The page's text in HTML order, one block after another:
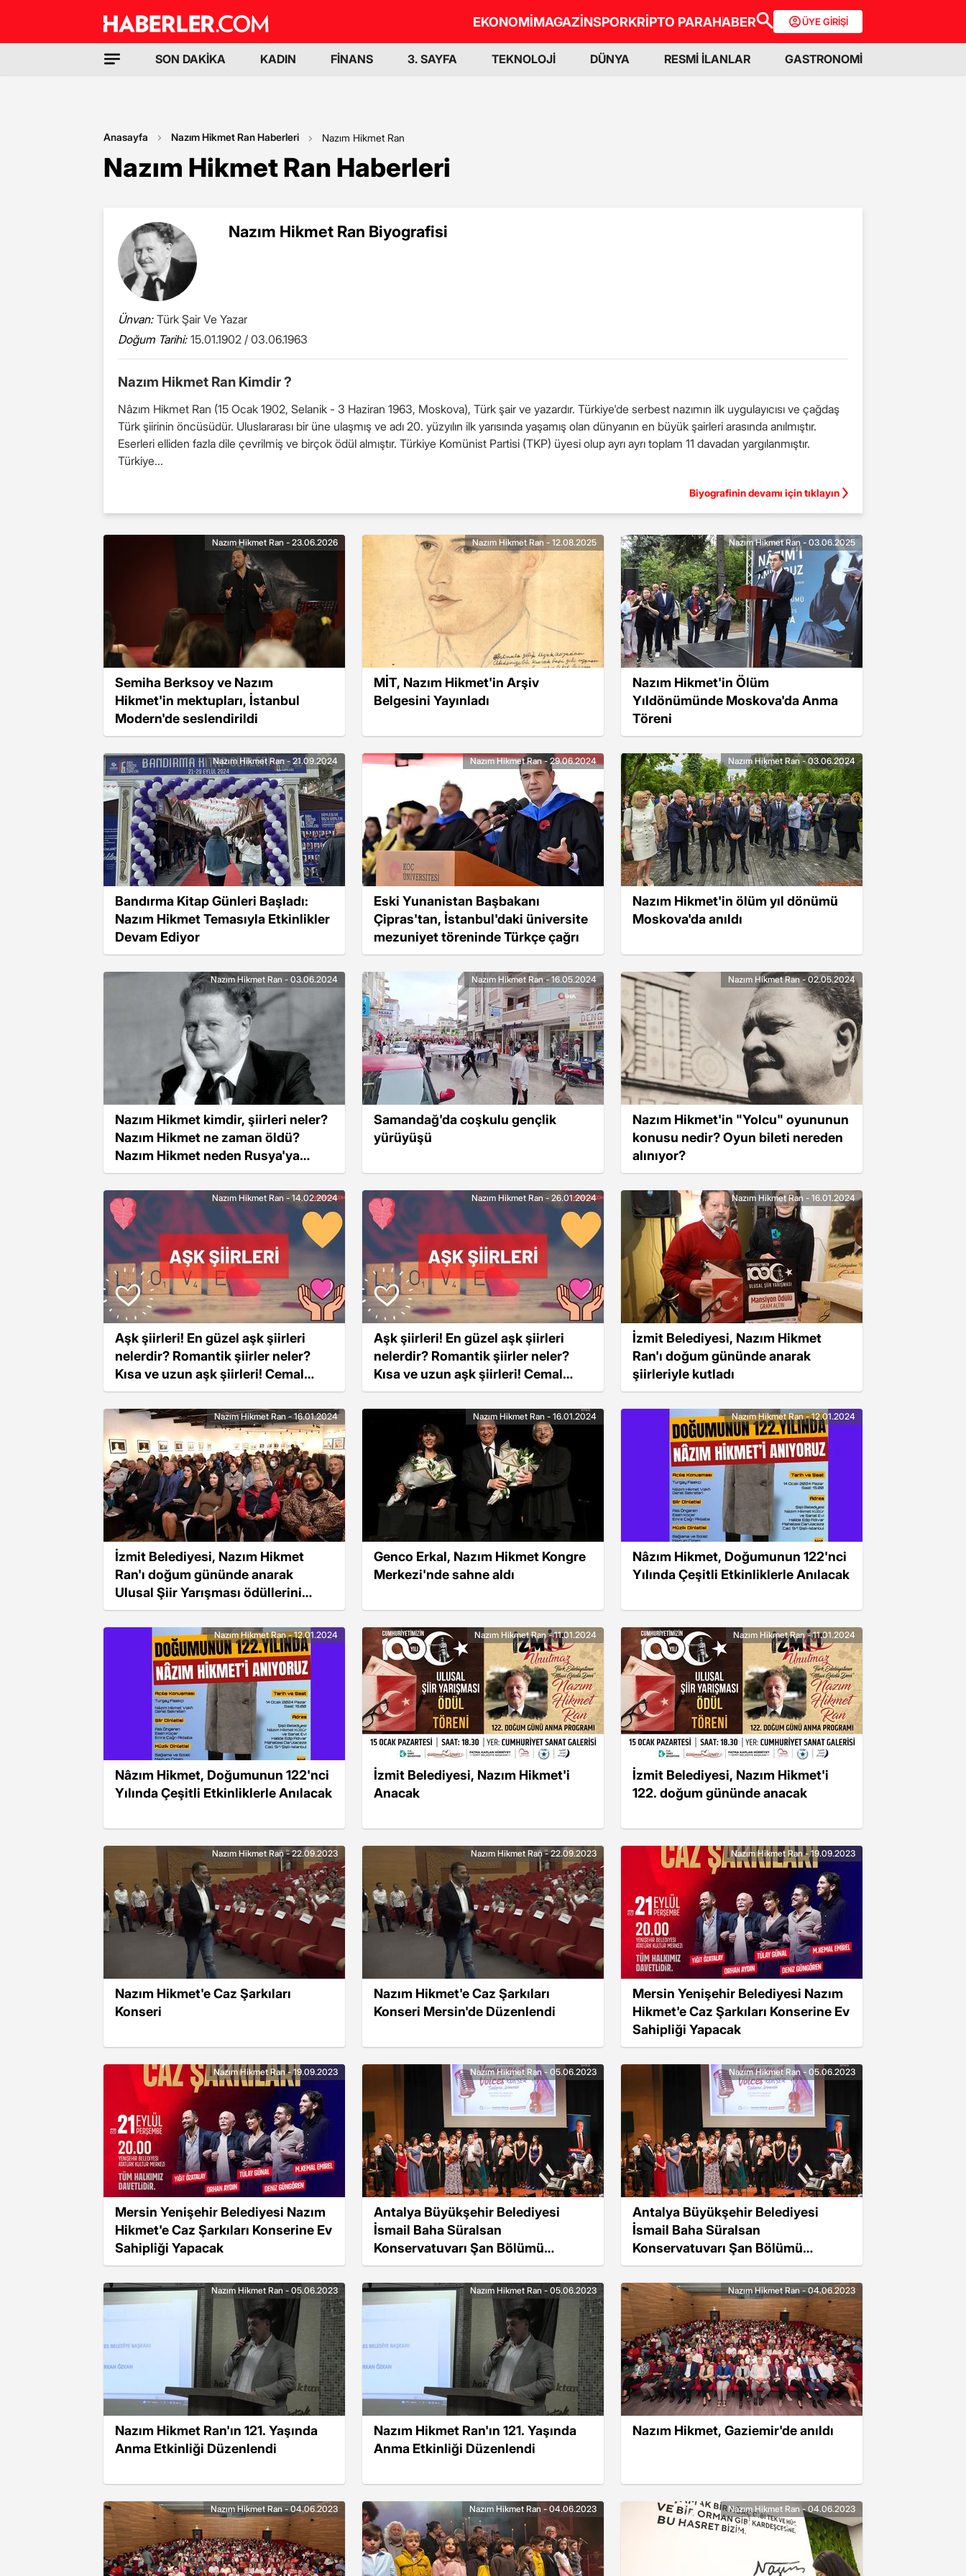
EKONOMİMAGAZİNSPORKRİPTO PARAHABER ÜYE GİRİŞİ
SON DAKİKA KADIN FİNANS 3. SAYFA TEKNOLOJİ DÜNYA RESMİ İLANLAR GASTRONOMİ
Anasayfa Nazım Hikmet Ran Haberleri Nazım Hikmet Ran
Nazım Hikmet Ran Haberleri
Nazım Hikmet Ran Biyografisi
Ünvan: Türk Şair Ve Yazar
Doğum Tarihi: 15.01.1902 / 03.06.1963
Nazım Hikmet Ran Kimdir ?
Nâzım Hikmet Ran (15 Ocak 1902, Selanik - 3 Haziran 1963, Moskova), Türk şair ve yazardır. Türkiye'de serbest nazımın ilk uygulayıcısı ve çağdaş
Türk şiirinin öncüsüdür. Uluslararası bir üne ulaşmış ve adı 20. yüzyılın ilk yarısında yaşamış olan dünyanın en büyük şairleri arasında anılmıştır.
Eserleri elliden fazla dile çevrilmiş ve birçok ödül almıştır. Türkiye Komünist Partisi (TKP) üyesi olup ayrı ayrı toplam 11 davadan yargılanmıştır.
Türkiye...
Biyografinin devamı için tıklayın
Semiha Berksoy ve Nazım
Hikmet'in mektupları, İstanbul
Modern'de seslendirildi
Nazım Hikmet Ran - 23.06.2026
MİT, Nazım Hikmet'in Arşiv
Belgesini Yayınladı
Nazım Hikmet Ran - 12.08.2025
Nazım Hikmet'in Ölüm
Yıldönümünde Moskova'da Anma
Töreni
Nazım Hikmet Ran - 03.06.2025
Bandırma Kitap Günleri Başladı:
Nazım Hikmet Temasıyla Etkinlikler
Devam Ediyor
Nazım Hikmet Ran - 21.09.2024
Eski Yunanistan Başbakanı
Çipras'tan, İstanbul'daki üniversite
mezuniyet töreninde Türkçe çağrı
Nazım Hikmet Ran - 29.06.2024
Nazım Hikmet'in ölüm yıl dönümü
Moskova'da anıldı
Nazım Hikmet Ran - 03.06.2024
Nazım Hikmet kimdir, şiirleri neler?
Nazım Hikmet ne zaman öldü?
Nazım Hikmet neden Rusya'ya
gitti?
Nazım Hikmet Ran - 03.06.2024
Samandağ'da coşkulu gençlik
yürüyüşü
Nazım Hikmet Ran - 16.05.2024
Nazım Hikmet'in "Yolcu" oyununun
konusu nedir? Oyun bileti nereden
alınıyor?
Nazım Hikmet Ran - 02.05.2024
Aşk şiirleri! En güzel aşk şiirleri
nelerdir? Romantik şiirler neler?
Kısa ve uzun aşk şiirleri! Cemal
Süreya aşk şiirleri, Nazım Hikmet
aşk şiirleri
Nazım Hikmet Ran - 14.02.2024
Aşk şiirleri! En güzel aşk şiirleri
nelerdir? Romantik şiirler neler?
Kısa ve uzun aşk şiirleri! Cemal
Süreya aşk şiirleri, Nazım Hikmet
aşk şiirleri
Nazım Hikmet Ran - 26.01.2024
İzmit Belediyesi, Nazım Hikmet
Ran'ı doğum gününde anarak
şiirleriyle kutladı
Nazım Hikmet Ran - 16.01.2024
İzmit Belediyesi, Nazım Hikmet
Ran'ı doğum gününde anarak
Ulusal Şiir Yarışması ödüllerini
verdi
Nazım Hikmet Ran - 16.01.2024
Genco Erkal, Nazım Hikmet Kongre
Merkezi'nde sahne aldı
Nazım Hikmet Ran - 16.01.2024
Nâzım Hikmet, Doğumunun 122'nci
Yılında Çeşitli Etkinliklerle Anılacak
Nazım Hikmet Ran - 12.01.2024
Nâzım Hikmet, Doğumunun 122'nci
Yılında Çeşitli Etkinliklerle Anılacak
Nazım Hikmet Ran - 12.01.2024
İzmit Belediyesi, Nazım Hikmet'i
Anacak
Nazım Hikmet Ran - 11.01.2024
İzmit Belediyesi, Nazım Hikmet'i
122. doğum gününde anacak
Nazım Hikmet Ran - 11.01.2024
Nazım Hikmet'e Caz Şarkıları
Konseri
Nazım Hikmet Ran - 22.09.2023
Nazım Hikmet'e Caz Şarkıları
Konseri Mersin'de Düzenlendi
Nazım Hikmet Ran - 22.09.2023
Mersin Yenişehir Belediyesi Nazım
Hikmet'e Caz Şarkıları Konserine Ev
Sahipliği Yapacak
Nazım Hikmet Ran - 19.09.2023
Mersin Yenişehir Belediyesi Nazım
Hikmet'e Caz Şarkıları Konserine Ev
Sahipliği Yapacak
Nazım Hikmet Ran - 19.09.2023
Antalya Büyükşehir Belediyesi
İsmail Baha Süralsan
Konservatuvarı Şan Bölümü
öğrencileri konser verdi
Nazım Hikmet Ran - 05.06.2023
Antalya Büyükşehir Belediyesi
İsmail Baha Süralsan
Konservatuvarı Şan Bölümü
öğrencileri konser verdi
Nazım Hikmet Ran - 05.06.2023
Nazım Hikmet Ran'ın 121. Yaşında
Anma Etkinliği Düzenlendi
Nazım Hikmet Ran - 05.06.2023
Nazım Hikmet Ran'ın 121. Yaşında
Anma Etkinliği Düzenlendi
Nazım Hikmet Ran - 05.06.2023
Nazım Hikmet, Gaziemir'de anıldı
Nazım Hikmet Ran - 04.06.2023
Nazım Hikmet Ran - 04.06.2023 Nazım Hikmet Ran - 04.06.2023 Nazım Hikmet Ran - 04.06.2023